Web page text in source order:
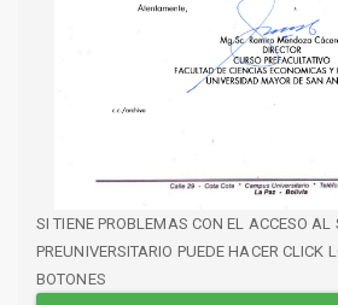
SI TIENE PROBLEMAS CON EL ACCESO AL
PREUNIVERSITARIO PUEDE HACER CLICK
BOTONES